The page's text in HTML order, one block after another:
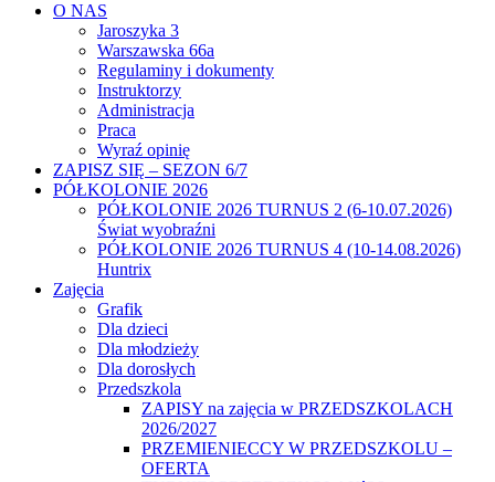
O NAS
Jaroszyka 3
Warszawska 66a
Regulaminy i dokumenty
Instruktorzy
Administracja
Praca
Wyraź opinię
ZAPISZ SIĘ – SEZON 6/7
PÓŁKOLONIE 2026
PÓŁKOLONIE 2026 TURNUS 2 (6-10.07.2026)
Świat wyobraźni
PÓŁKOLONIE 2026 TURNUS 4 (10-14.08.2026)
Huntrix
Zajęcia
Grafik
Dla dzieci
Dla młodzieży
Dla dorosłych
Przedszkola
ZAPISY na zajęcia w PRZEDSZKOLACH
2026/2027
PRZEMIENIECCY W PRZEDSZKOLU –
OFERTA